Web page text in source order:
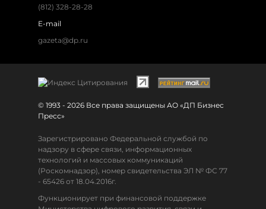
(812) 328-28-28
E-mail
gazeta@dp.ru
© 1993 - 2026 Все права защищены АО «ДП Бизнес
Пресс»
Зарегистрировано Федеральной службой по
надзору в сфере связи, информационных
технологий и массовых коммуникаций
(Роскомнадзор), номер свидетельства ЭЛ № ФС 77
- 65426 от 18.04.2016г.
Функционирует при финансовой поддержке